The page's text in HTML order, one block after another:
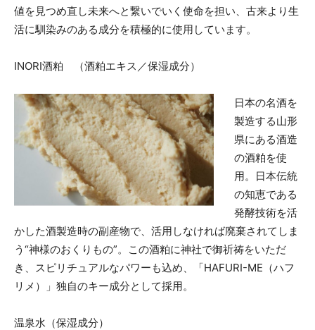
値を見つめ直し未来へと繋いでいく使命を担い、古来より生
活に馴染みのある成分を積極的に使用しています。
INORI酒粕 （酒粕エキス／保湿成分）
日本の名酒を
製造する山形
県にある酒造
の酒粕を使
用。日本伝統
の知恵である
発酵技術を活
かした酒製造時の副産物で、活用しなければ廃棄されてしま
う“神様のおくりもの”。この酒粕に神社で御祈祷をいただ
き、スピリチュアルなパワーも込め、「HAFURI-ME（ハフ
リメ）」独自のキー成分として採用。
温泉水（保湿成分）